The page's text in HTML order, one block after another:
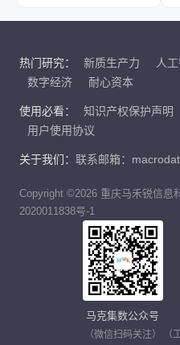
热门研究： 新质生产力 人
数字经济
耐心资本
使用必看： 知识产权保护声明
用户使用协议
关于我们： 联系邮箱：
Copyright ©2026 重庆马禾锐信息
2020011838号-1
马克集数公众号
（微信扫码关注） （